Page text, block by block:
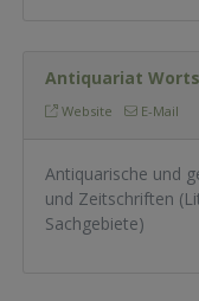
Antiquariat
Website E-Mail
Antiquarische und
und Zeitschriften
Sachgebiete)